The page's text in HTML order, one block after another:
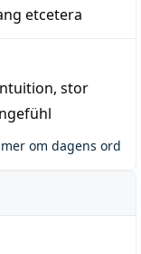
etcetera
, stor
mer om dagens ord